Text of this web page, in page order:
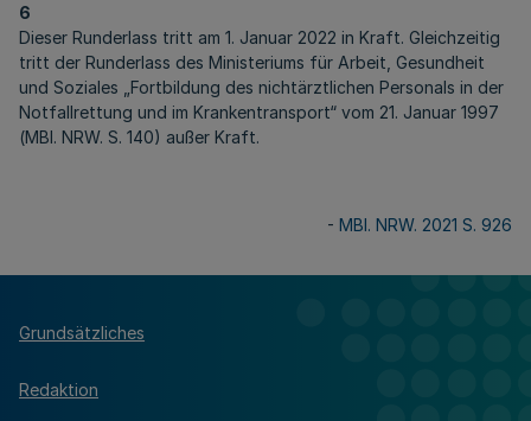
6
Dieser Runderlass tritt am 1. Januar 2022 in Kraft. Gleichzeitig
tritt der Runderlass des Ministeriums für Arbeit, Gesundheit
und Soziales „Fortbildung des nichtärztlichen Personals in der
Notfallrettung und im Krankentransport“ vom 21. Januar 1997
(MBl. NRW. S. 140) außer Kraft.
- MBl. NRW. 2021 S. 926
Grundsätzliches
Redaktion